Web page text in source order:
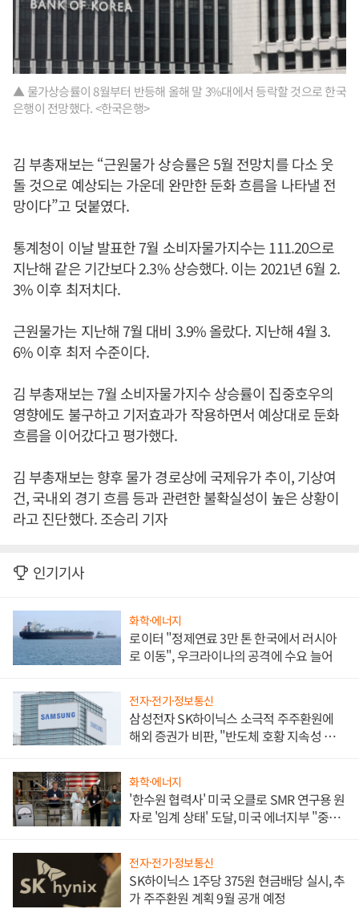
▲ 물가상승률이 8월부터 반등해 올해 말 3%대에서 등락할 것으로 한국
은행이 전망했다. <한국은행>
김 부총재보는 “근원물가 상승률은 5월 전망치를 다소 웃
돌 것으로 예상되는 가운데 완만한 둔화 흐름을 나타낼 전
망이다”고 덧붙였다.
통계청이 이날 발표한 7월 소비자물가지수는 111.20으로
지난해 같은 기간보다 2.3% 상승했다. 이는 2021년 6월 2.
3% 이후 최저치다.
근원물가는 지난해 7월 대비 3.9% 올랐다. 지난해 4월 3.
6% 이후 최저 수준이다.
김 부총재보는 7월 소비자물가지수 상승률이 집중호우의
영향에도 불구하고 기저효과가 작용하면서 예상대로 둔화
흐름을 이어갔다고 평가했다.
김 부총재보는 향후 물가 경로상에 국제유가 추이, 기상여
건, 국내외 경기 흐름 등과 관련한 불확실성이 높은 상황이
라고 진단했다. 조승리 기자
인기기사
화학·에너지
로이터 "정제연료 3만 톤 한국에서 러시아
로 이동", 우크라이나의 공격에 수요 늘어
전자·전기·정보통신
삼성전자 SK하이닉스 소극적 주주환원에
해외 증권가 비판, "반도체 호황 지속성 의
화학·에너지
'한수원 협력사' 미국 오클로 SMR 연구용 원
자로 '임계 상태' 도달, 미국 에너지부 "중요
전자·전기·정보통신
SK하이닉스 1주당 375원 현금배당 실시, 추
가 주주환원 계획 9월 공개 예정